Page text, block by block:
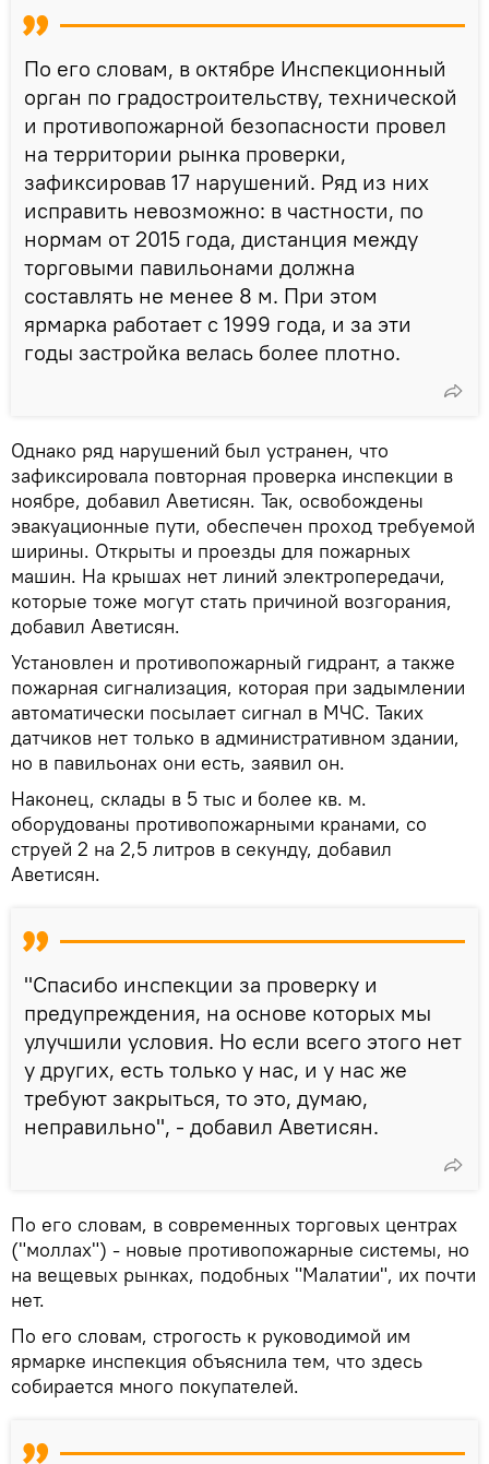
По его словам, в октябре Инспекционный
орган по градостроительству, технической
и противопожарной безопасности провел
на территории рынка проверки,
зафиксировав 17 нарушений. Ряд из них
исправить невозможно: в частности, по
нормам от 2015 года, дистанция между
торговыми павильонами должна
составлять не менее 8 м. При этом
ярмарка работает с 1999 года, и за эти
годы застройка велась более плотно.
Однако ряд нарушений был устранен, что
зафиксировала повторная проверка инспекции в
ноябре, добавил Аветисян. Так, освобождены
эвакуационные пути, обеспечен проход требуемой
ширины. Открыты и проезды для пожарных
машин. На крышах нет линий электропередачи,
которые тоже могут стать причиной возгорания,
добавил Аветисян.
Установлен и противопожарный гидрант, а также
пожарная сигнализация, которая при задымлении
автоматически посылает сигнал в МЧС. Таких
датчиков нет только в административном здании,
но в павильонах они есть, заявил он.
Наконец, склады в 5 тыс и более кв. м.
оборудованы противопожарными кранами, со
струей 2 на 2,5 литров в секунду, добавил
Аветисян.
"Спасибо инспекции за проверку и
предупреждения, на основе которых мы
улучшили условия. Но если всего этого нет
у других, есть только у нас, и у нас же
требуют закрыться, то это, думаю,
неправильно", - добавил Аветисян.
По его словам, в современных торговых центрах
("моллах") - новые противопожарные системы, но
на вещевых рынках, подобных "Малатии", их почти
нет.
По его словам, строгость к руководимой им
ярмарке инспекция объяснила тем, что здесь
собирается много покупателей.